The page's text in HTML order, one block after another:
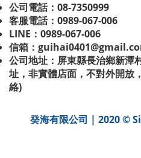
公司電話：08-7350999
客服電話：0989-067-006
LINE：0989-067-006
信箱：
公司地址：屏東縣長治鄉新潭
址，非實體店面，不對外開放
絡)
癸海有限公司 | 2020 ©